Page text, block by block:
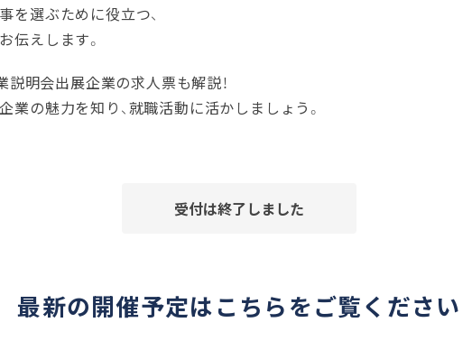
を選ぶために役立つ、
伝えします。
説明会出展企業の求人票も解説！
業の魅力を知り、就職活動に活かしましょう。
受付は終了しました
最新の開催予定はこちらをご覧ください